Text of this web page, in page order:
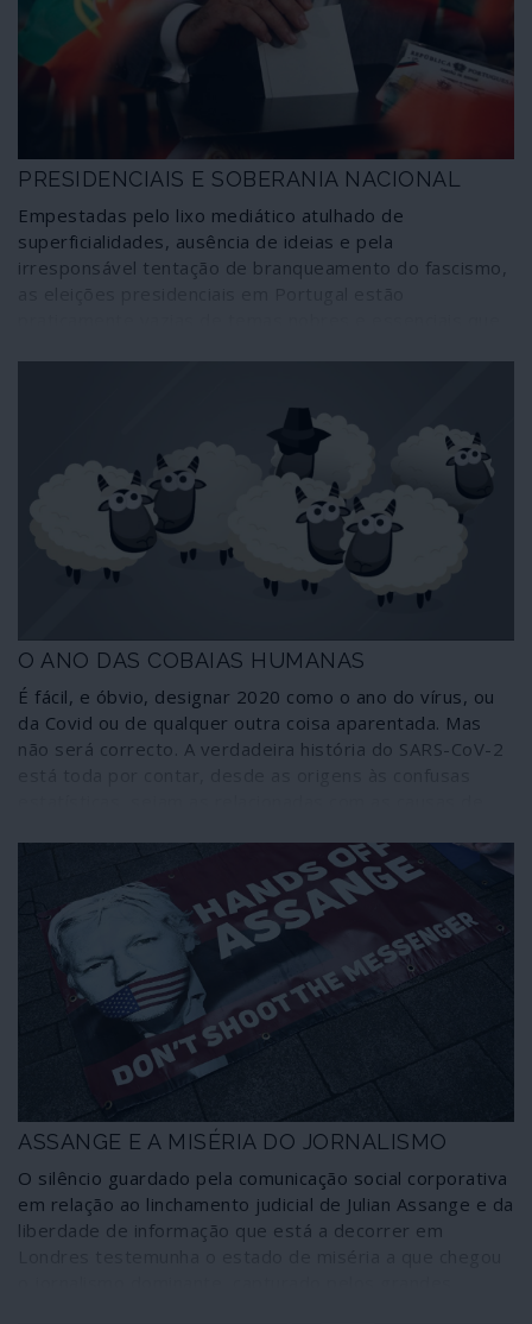
independente.
PRESIDENCIAIS E SOBERANIA NACIONAL
Empestadas pelo lixo mediático atulhado de
superficialidades, ausência de ideias e pela
irresponsável tentação de branqueamento do fascismo,
O ANO DAS COBAIAS HUMANAS
É fácil, e óbvio, designar 2020 como o ano do vírus, ou
da Covid ou de qualquer outra coisa aparentada. Mas
não será correcto. A verdadeira história do SARS-CoV-2
base em testes que não foram criados para fazer
diagnósticos. Terá, portanto, de passar muito tempo
até que se percebam todas as vertentes da pandemia
de Covid-19 e respectivos efeitos sobre a formatação
do mundo em que vivemos. E o mais certo é sermos
confrontados com a inevitabilidade das consequências
sem jamais nos ser dada a possibilidade de conhecer
como na realidade tudo começou e se desenvolveu,
desde a deslavada mentira do “vírus de Wuhan” – que já
andava por outras partes do mundo antes de ser
identificado na China – até à gigantesca campanha de
terror global montada paralelamente à declaração de
pandemia.
ASSANGE E A MISÉRIA DO JORNALISMO
O silêncio guardado pela comunicação social corporativa
em relação ao linchamento judicial de Julian Assange e da
liberdade de informação que está a decorrer em